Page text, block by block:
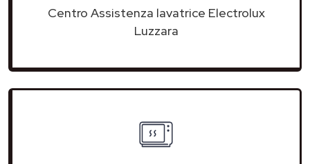
Centro Assistenza lavatrice Electrolux
Luzzara